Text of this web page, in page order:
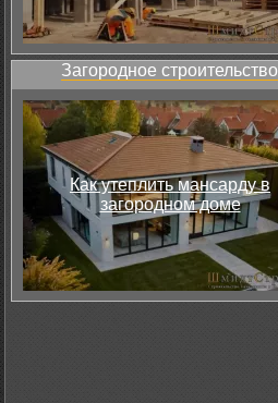
Загородное строительство
Как утеплить мансарду в
загородном доме